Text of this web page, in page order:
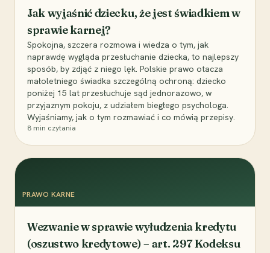
Jak wyjaśnić dziecku, że jest świadkiem w
sprawie karnej?
Spokojna, szczera rozmowa i wiedza o tym, jak
naprawdę wygląda przesłuchanie dziecka, to najlepszy
sposób, by zdjąć z niego lęk. Polskie prawo otacza
małoletniego świadka szczególną ochroną: dziecko
poniżej 15 lat przesłuchuje sąd jednorazowo, w
przyjaznym pokoju, z udziałem biegłego psychologa.
Wyjaśniamy, jak o tym rozmawiać i co mówią przepisy.
8 min czytania
PRAWO KARNE
Wezwanie w sprawie wyłudzenia kredytu
(oszustwo kredytowe) – art. 297 Kodeksu